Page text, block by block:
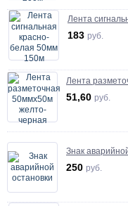
Лента
183 руб.
Лента
51,60 руб.
Знак
250 руб.